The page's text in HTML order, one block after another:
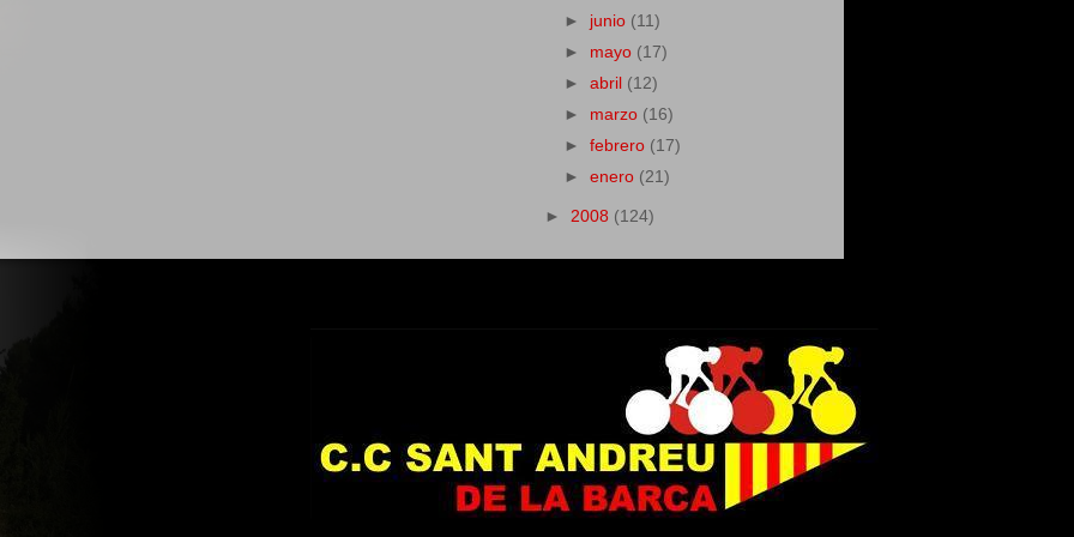
► junio (11)
► mayo (17)
►abril (12)
► marzo (16)
►febrero (17)
►enero (21)
► 2008 (124)